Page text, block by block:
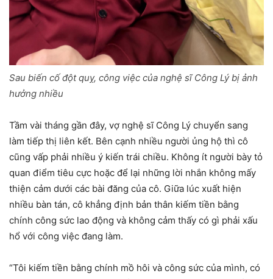
Sau biến cố đột quỵ, công việc của nghệ sĩ Công Lý bị ảnh
hưởng nhiều
Tầm vài tháng gần đây, vợ nghệ sĩ Công Lý chuyển sang
làm tiếp thị liên kết. Bên cạnh nhiều người ủng hộ thì cô
cũng vấp phải nhiều ý kiến trái chiều. Không ít người bày tỏ
quan điểm tiêu cực hoặc để lại những lời nhắn không mấy
thiện cảm dưới các bài đăng của cô. Giữa lúc xuất hiện
nhiều bàn tán, cô khẳng định bản thân kiếm tiền bằng
chính công sức lao động và không cảm thấy có gì phải xấu
hổ với công việc đang làm.
“Tôi kiếm tiền bằng chính mồ hôi và công sức của mình, có